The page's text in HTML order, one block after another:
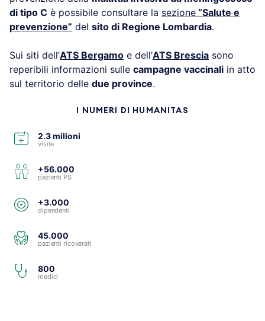
di tipo C è possibile consultare la sezione “Salute e
prevenzione” del sito di Regione Lombardia.
Sui siti dell’ATS Bergamo e dell’ATS Brescia sono
reperibili informazioni sulle campagne vaccinali in atto
sul territorio delle due province.
I NUMERI DI HUMANITAS
2.3 milioni
visite
+56.000
pazienti PS
+3.000
dipendenti
45.000
pazienti ricoverati
800
medici